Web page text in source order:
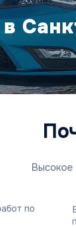
Высокое
по